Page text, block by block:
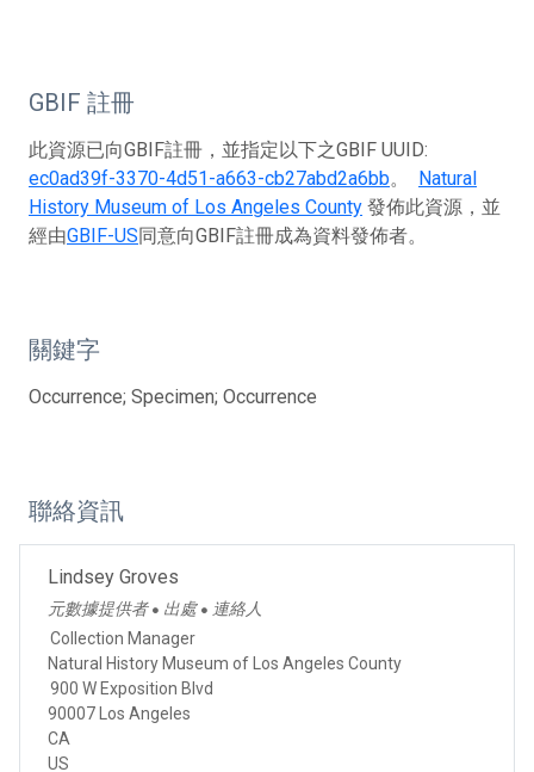
GBIF 註冊
此資源已向GBIF註冊，並指定以下之GBIF UUID:
ec0ad39f-3370-4d51-a663-cb27abd2a6bb。 Natural
History Museum of Los Angeles County 發佈此資源，並
經由GBIF-US同意向GBIF註冊成為資料發佈者。
關鍵字
Occurrence; Specimen; Occurrence
聯絡資訊
Lindsey Groves
元數據提供者 ● 出處 ● 連絡人
Collection Manager
Natural History Museum of Los Angeles County
900 W Exposition Blvd
90007 Los Angeles
CA
US